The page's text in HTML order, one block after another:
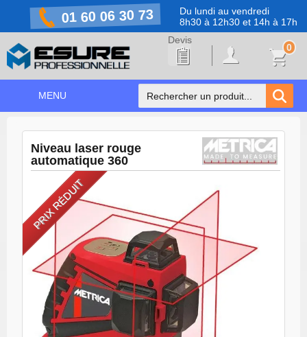
01 60 06 30 73
Du lundi au vendredi
8h30 à 12h30 et 14h à 17h
0
MENU
NOS PRODUITS
NOS MARQUES
NOS PROMOTIONS
PRÉVENTION COVID-19
CONTACT
Niveau laser rouge
automatique 360
PRIX RÉDUIT